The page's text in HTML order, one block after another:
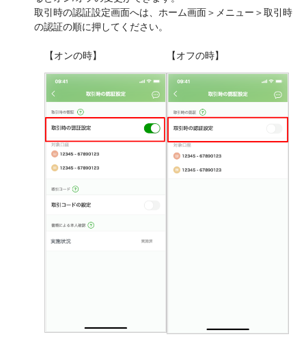
取引時の認証設定画面へは、ホーム画面＞メニュー＞取引時
の認証の順に押してください。
【オンの時】 【オフの時】